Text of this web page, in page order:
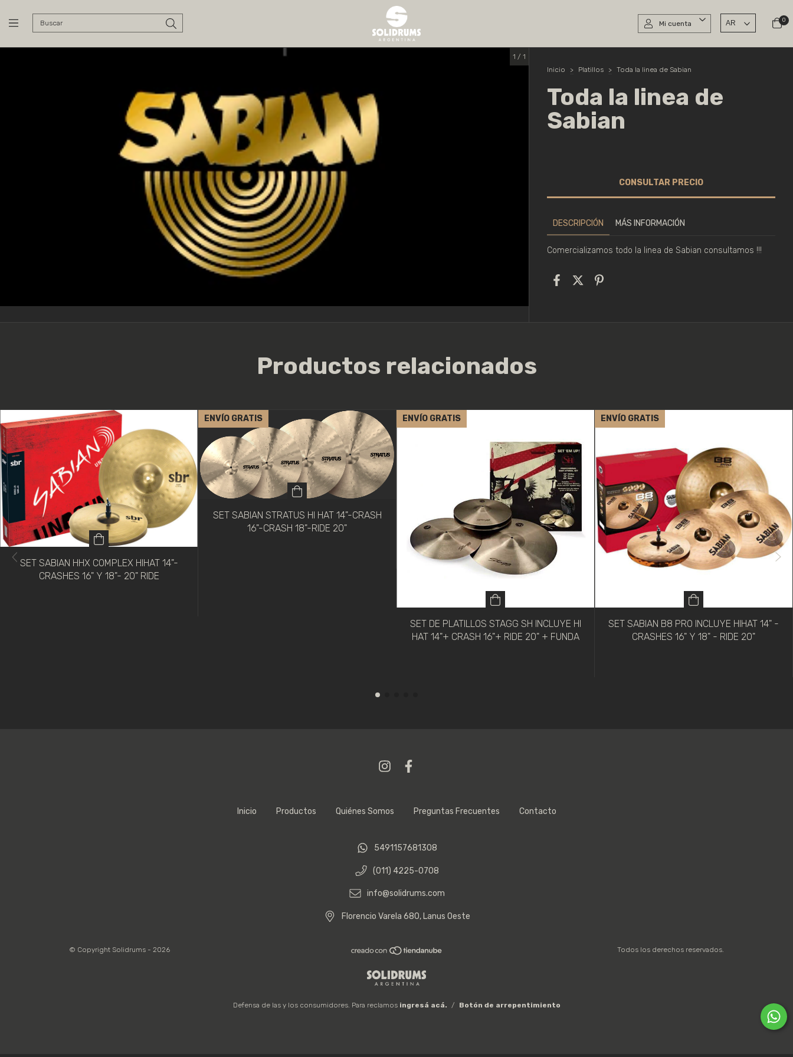
Mi cuenta 0
1 / 1
Inicio
> Platillos > Toda la linea de Sabian
Toda la linea de
Sabian
DESCRIPCIÓN MÁS INFORMACIÓN
Comercializamos todo la linea de Sabian consultamos !!!
Productos relacionados
SET SABIAN HHX COMPLEX HIHAT 14"-
CRASHES 16" Y 18"- 20" RIDE
ENVÍO GRATIS
SET SABIAN STRATUS HI HAT 14"-CRASH
16"-CRASH 18"-RIDE 20"
ENVÍO GRATIS
SET DE PLATILLOS STAGG SH INCLUYE HI
HAT 14"+ CRASH 16"+ RIDE 20" + FUNDA
ENVÍO GRATIS
SET SABIAN B8 PRO INCLUYE HIHAT 14" -
CRASHES 16" Y 18" - RIDE 20"
Inicio Productos Quiénes Somos Preguntas Frecuentes Contacto
5491157681308
(011) 4225-0708
info@solidrums.com
Florencio Varela 680, Lanus Oeste
© Copyright Solidrums - 2026 Todos los derechos reservados.
Defensa de las y los consumidores. Para reclamos ingresá acá. / Botón de arrepentimiento